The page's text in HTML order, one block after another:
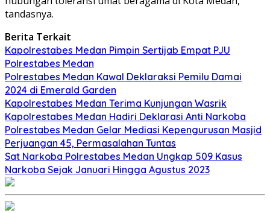
tandasnya.
Berita Terkait
Kapolrestabes Medan Pimpin Sertijab Empat PJU
Polrestabes Medan
Polrestabes Medan Kawal Deklaraksi Pemilu Damai
2024 di Emerald Garden
Kapolrestabes Medan Terima Kunjungan Wasrik
Kapolrestabes Medan Hadiri Deklarasi Anti Narkoba
Polrestabes Medan Gelar Mediasi Kepengurusan Masjid
Perjuangan 45, Permasalahan Tuntas
Sat Narkoba Polrestabes Medan Ungkap 509 Kasus
Narkoba Sejak Januari Hingga Agustus 2023